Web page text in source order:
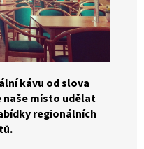
kávu od slova
naše místo udělat
regionálních